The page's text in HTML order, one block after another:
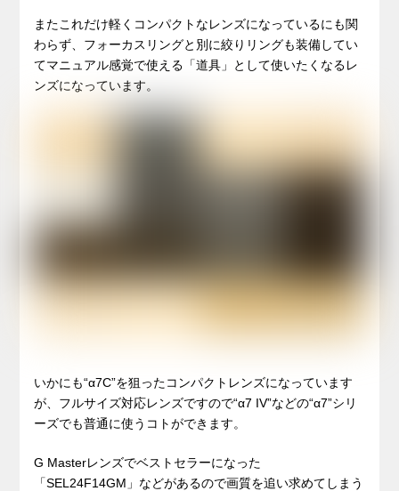
またこれだけ軽くコンパクトなレンズになっているにも関
わらず、フォーカスリングと別に絞りリングも装備してい
てマニュアル感覚で使える「道具」として使いたくなるレ
ンズになっています。
いかにも“α7C”を狙ったコンパクトレンズになっています
が、フルサイズ対応レンズですので“α7 IV”などの“α7”シリ
ーズでも普通に使うコトができます。
G Masterレンズでベストセラーになった
「SEL24F14GM」などがあるので画質を追い求めてしまう